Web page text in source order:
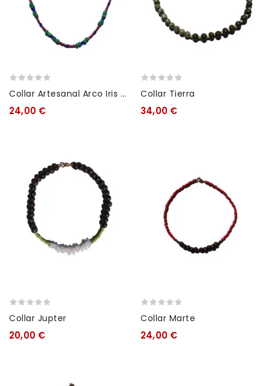
Collar Artesanal Arco Iris –
Joyería Sostenible Hecha
24,00 €
Collar Tierra
34,00 €
Collar Jupter
20,00 €
Collar Marte
24,00 €